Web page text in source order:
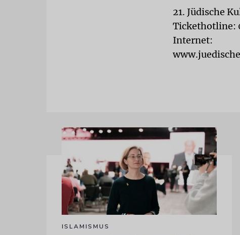
21. Jüdische
Tickethotline:
Internet:
ISLAMISMUS